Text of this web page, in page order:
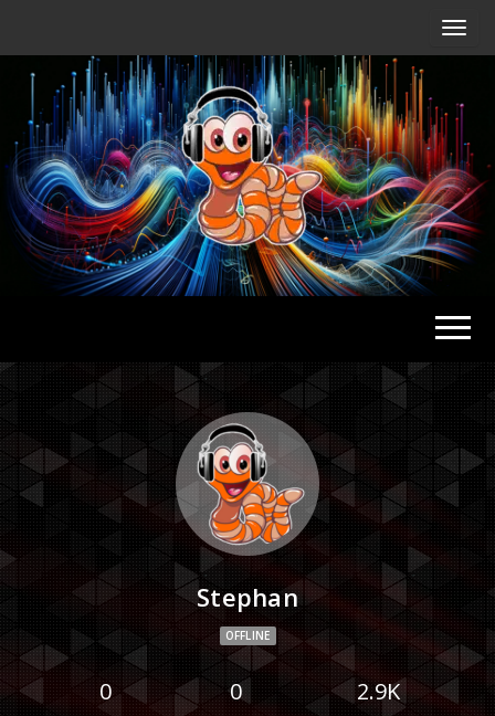
Radio
Stephan
OFFLINE
0 0 2.9K